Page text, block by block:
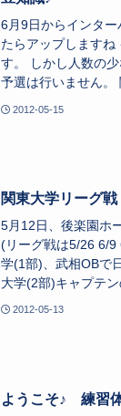
6月9日からインタ
たらアップしますね
す。 しかし人数の
予選は行いません。
2012-05-15
関東大学リーグ
5月12日、後楽園ホ
(リーグ戦は5/26 6/9
学(1部)、武相OBで
大学(2部)キャプテン
2012-05-13
ようこそ♪ 練習